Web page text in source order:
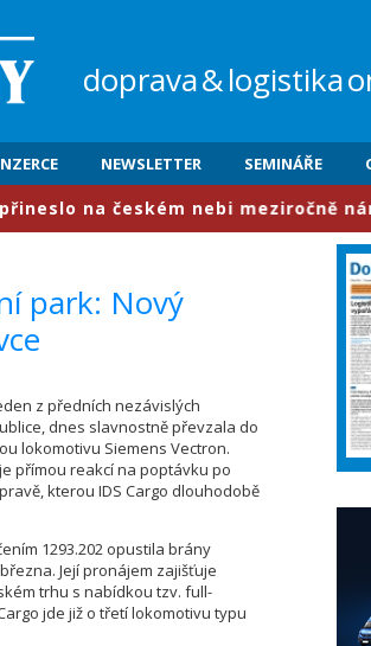
doprava&logistika
NEWSLETTER SEMINÁŘE
na českém nebi meziročně nárůst
park: Nový
z předních nezávislých
dnes slavnostně převzala do
lokomotivu Siemens Vectron.
přímou reakcí na poptávku po
kterou IDS Cargo dlouhodobě
1293.202 opustila brány
Její pronájem zajišťuje
trhu s nabídkou tzv. full-
jde již o třetí lokomotivu typu